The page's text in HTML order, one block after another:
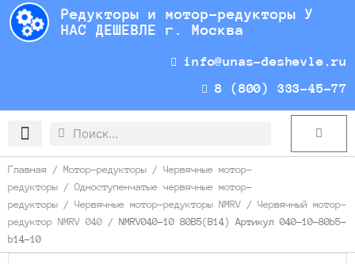
Перейти
содержимому
Редукторы и мотор-редукторы У
НАС ДЕШЕВЛЕ г. Москва
info@unas-deshevle.ru
8 (800) 333-45-77
Search
Search Cart
Главная / Мотор-редукторы / Червячные мотор-
редукторы / Одноступенчатые червячные мотор-
редукторы / Червячные мотор-редукторы NMRV / Червячный мотор-
редуктор NMRV 040 / NMRV040-10 80B5(B14) Артикул 040-10-80b5-
b14-10